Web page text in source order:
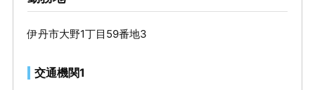
伊丹市大野1丁目59番地3
交通機関1